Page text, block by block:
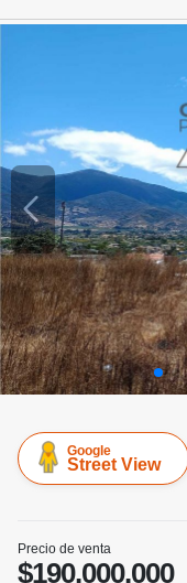
Google
Street View
Precio de venta
$190.000.000